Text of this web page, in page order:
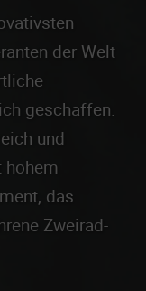
der Welt
geschaffen.
und
das
Zweirad-